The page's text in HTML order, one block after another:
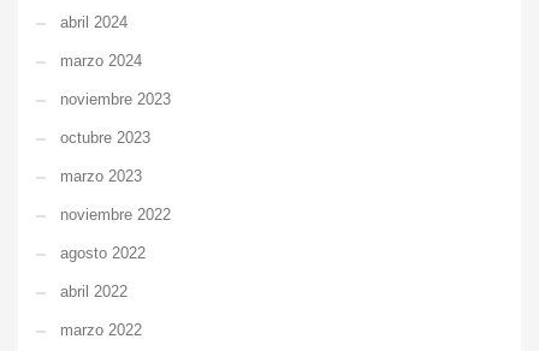
abril 2024
marzo 2024
noviembre 2023
octubre 2023
marzo 2023
noviembre 2022
agosto 2022
abril 2022
marzo 2022